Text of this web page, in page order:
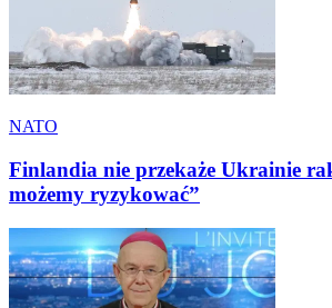
NATO
Finlandia nie przekaże Ukrainie
możemy ryzykować”